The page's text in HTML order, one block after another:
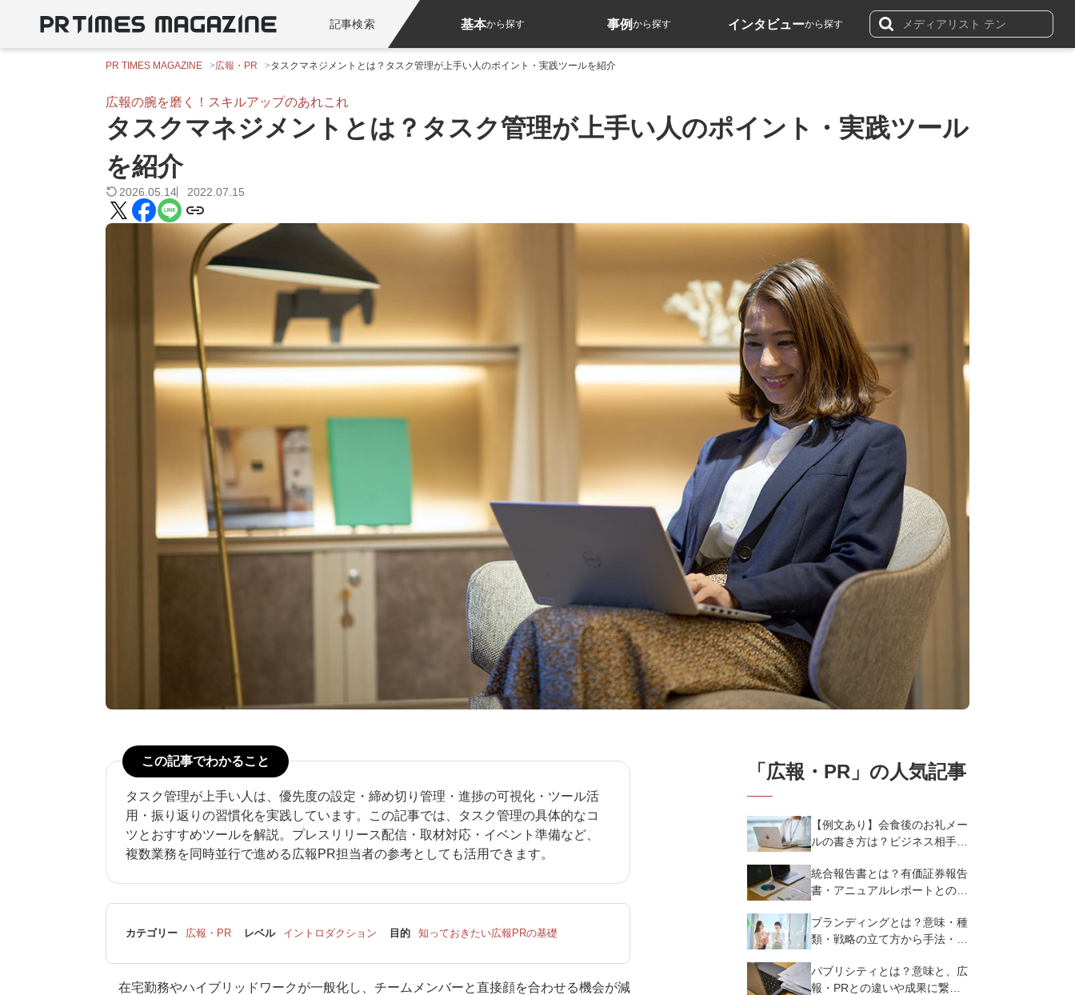
記事検索 基本から探す 事例から探す インタビューから探す
PR TIMES MAGAZINE 広報・PR タスクマネジメントとは？タスク管理が上手い人のポイント・実践ツールを紹介
広報の腕を磨く！スキルアップのあれこれ
タスクマネジメントとは？タスク管理が上手い人のポイント・実践ツール
を紹介
2026.05.14 2022.07.15
この記事でわかること
タスク管理が上手い人は、優先度の設定・締め切り管理・進捗の可視化・ツール活
用・振り返りの習慣化を実践しています。この記事では、タスク管理の具体的なコ
ツとおすすめツールを解説。プレスリリース配信・取材対応・イベント準備など、
複数業務を同時並行で進める広報PR担当者の参考としても活用できます。
カテゴリー 広報・PR レベル イントロダクション 目的 知っておきたい広報PRの基礎
在宅勤務やハイブリッドワークが一般化し、チームメンバーと直接顔を合わせる機会が減
「広報・PR 」の人気記事
【例文あり】会食後のお礼メー
ルの書き方は？ビジネス相手に
トを解説
統合報告書とは？有価証券報告
書・アニュアルレポートとの違
ブランディングとは？意味・種
類・戦略の立て方から手法・成
底解説【成功事例あり】
パブリシティとは？意味と、広
報・PRとの違いや成果に繋げ